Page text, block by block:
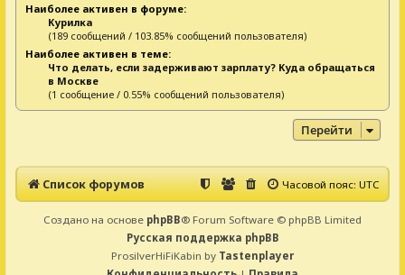
Наиболее активен в форуме:
Курилка
(189 сообщений / 103.85% сообщений пользователя)
Наиболее активен в теме:
Что делать, если задерживают зарплату? Куда обращаться
в Москве
(1 сообщение / 0.55% сообщений пользователя)
Перейти
Список форумов Часовой пояс:UTC
Создано на основе phpBB® Forum Software © phpBB Limited
Русская поддержка phpBB
ProsilverHiFiKabin by Tastenplayer